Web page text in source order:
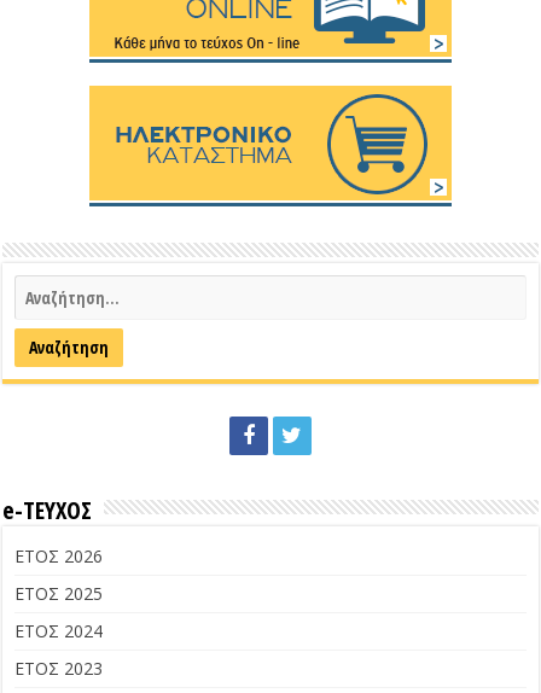
e-ΤΕΥΧΟΣ
ΕΤΟΣ 2026
ΕΤΟΣ 2025
ΕΤΟΣ 2024
ΕΤΟΣ 2023